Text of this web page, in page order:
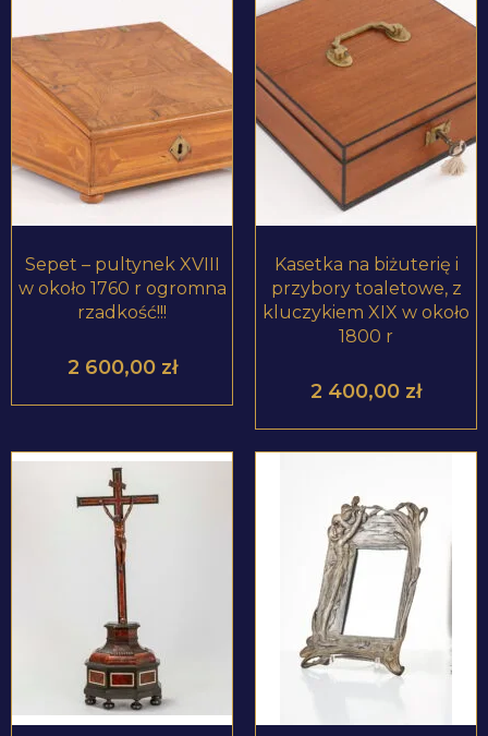
ZOBACZ PRODUKT
Sepet – pultynek XVIII
w około 1760 r ogromna
rzadkość!!!
2 600,00 zł
ZOBACZ PRODUKT
Kasetka na biżuterię i
przybory toaletowe, z
kluczykiem XIX w około
1800 r
2 400,00 zł
ZOBACZ PRODUKT ZOBACZ PRODUKT